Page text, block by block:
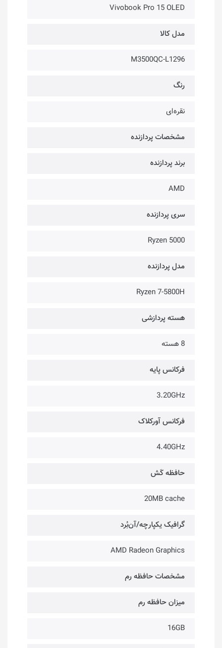
Vivobook Pro 15 OLED
مدل کالا
M3500QC-L1296
رنگ
نقره‌ای
مشخصات پردازنده
برند پردازنده
AMD
سری پردازنده
Ryzen 5000
مدل پردازنده
Ryzen 7-5800H
هسته پردازشی
8 هسته
فرکانس پایه
3.20GHz
فرکانس آورکلاک
4.40GHz
حافظه کَش
20MB cache
گرافیک یکپارچه/آن‌بُرد
AMD Radeon Graphics
مشخصات حافظه رم
میزان حافظه رم
16GB